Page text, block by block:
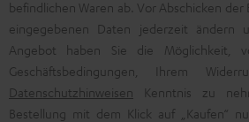
befindlichen Waren ab. Vor Abschicken der
eingegebenen Daten jederzeit ändern
Angebot haben Sie die Möglichkeit,
Geschäftsbedingungen, Ihrem
Datenschutzhinweisen Kenntnis zu
Bestellung mit dem Klick auf „Kaufen“